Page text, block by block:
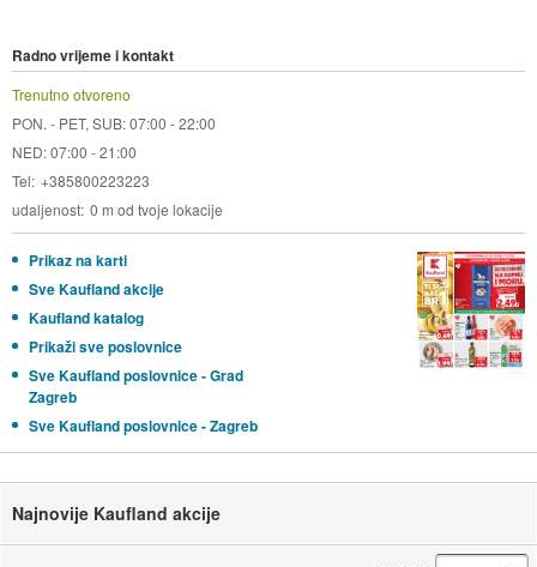
Radno vrijeme i kontakt
Trenutno otvoreno
PON. - PET, SUB: 07:00 - 22:00
NED: 07:00 - 21:00
Tel +385800223223
udaljenost 0 m od tvoje lokacije
Prikaz na karti
Sve Kaufland akcije
Kaufland katalog
Prikaži sve poslovnice
Sve Kaufland poslovnice - Grad
Zagreb
Sve Kaufland poslovnice - Zagreb
Najnovije Kaufland akcije